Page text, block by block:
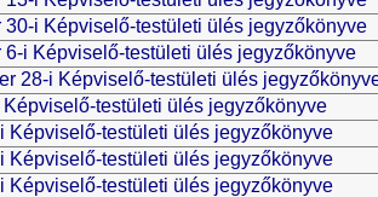
30-i Képviselő-testületi ülés jegyzőkönyve
6-i Képviselő-testületi ülés jegyzőkönyve
28-i Képviselő-testületi ülés
testületi ülés jegyzőkönyve
Képviselő-testületi ülés jegyzőkönyve
Képviselő-testületi ülés jegyzőkönyve
Képviselő-testületi ülés jegyzőkönyve